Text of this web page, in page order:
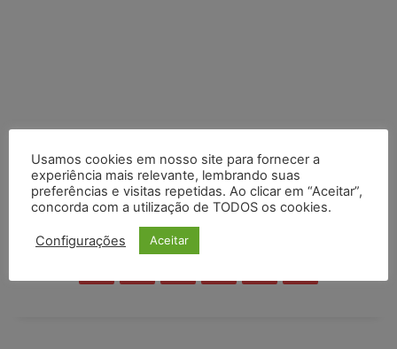
COMPARTILHE
Usamos cookies em nosso site para fornecer a
experiência mais relevante, lembrando suas
preferências e visitas repetidas. Ao clicar em “Aceitar”,
concorda com a utilização de TODOS os cookies.
Configurações Aceitar